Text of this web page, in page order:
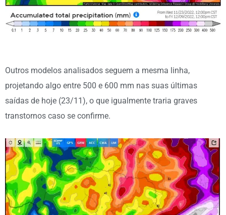
Outros modelos analisados seguem a mesma linha,
projetando algo entre 500 e 600 mm nas suas últimas
saídas de hoje (23/11), o que igualmente traria graves
transtornos caso se confirme.